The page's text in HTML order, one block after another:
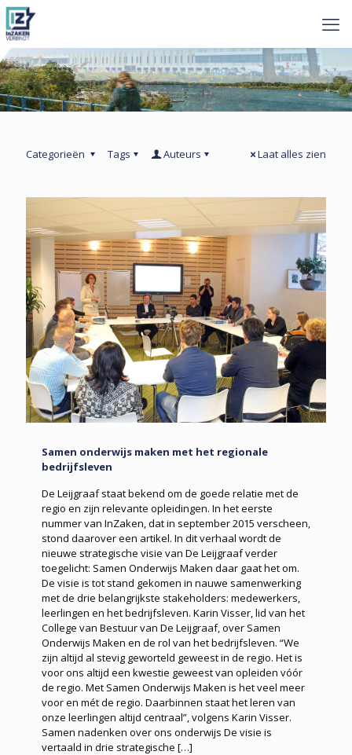
Categorieën Tags Auteurs Laat alles zien
Samen onderwijs maken met het regionale
bedrijfsleven
De Leijgraaf staat bekend om de goede relatie met de
regio en zijn relevante opleidingen. In het eerste
nummer van InZaken, dat in september 2015 verscheen,
stond daarover een artikel. In dit verhaal wordt de
nieuwe strategische visie van De Leijgraaf verder
toegelicht: Samen Onderwijs Maken daar gaat het om.
De visie is tot stand gekomen in nauwe samenwerking
met de drie belangrijkste stakeholders: medewerkers,
leerlingen en het bedrijfsleven. Karin Visser, lid van het
College van Bestuur van De Leijgraaf, over Samen
Onderwijs Maken en de rol van het bedrijfsleven. “We
zijn altijd al stevig geworteld geweest in de regio. Het is
voor ons altijd een kwestie geweest van opleiden vóór
de regio. Met Samen Onderwijs Maken is het veel meer
voor en mét de regio. Daarbinnen staat het leren van
onze leerlingen altijd centraal”, volgens Karin Visser.
Samen nadenken over ons onderwijs De visie is
vertaald in drie strategische […]